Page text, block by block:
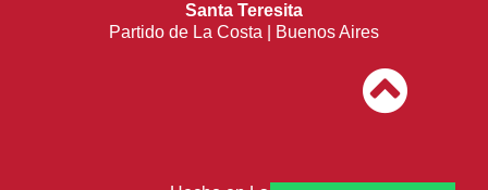
Santa Teresita
Partido de La Costa | Buenos Aires